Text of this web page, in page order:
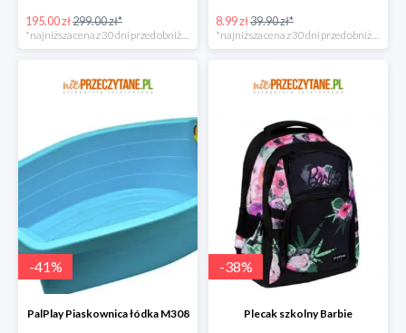
195.00 zł299.00 zł* 8.99 zł39.90 zł*
-41%
PalPlay Piaskownica łódka M308
-38%
Plecak szkolny Barbie